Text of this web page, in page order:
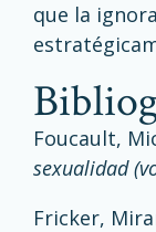
que la
Foucault,
sexualidad
Fricker,